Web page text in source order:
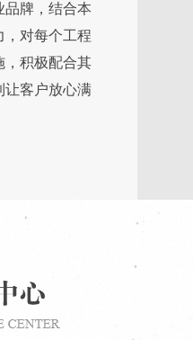
品牌，结合本
，对每个工程
，积极配合其
让客户放心满